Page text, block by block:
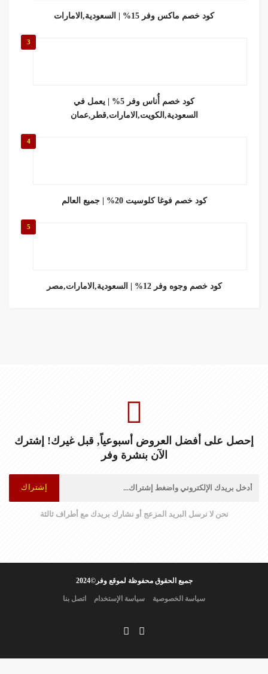
كود خصم ماكس وفر 15% | السعودية,الامارات
3
كود خصم أُناس وفر 5% | يعمل في
السعودية,الكويت,الامارات,قطر,عمان
4
كود خصم فوغا كلوسيت 20% | جميع العالم
5
كود خصم وجوه وفر 12% | السعودية,الامارات,مصر
إحصل على أفضل العروض أسبوعياً, قبل غيرك! إشترك
الآن بنشرة وفر
إشتراك
نحن لا نرسل البريد المزعج أو نشارك بريدك مع أطراف ثالثة
جميع الحقوق محفوظة لموقع وفر©2024
سياسة الخصوصية سياسة الإستخدام اتصل بنا